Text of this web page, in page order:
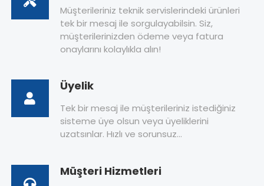
Müşterileriniz teknik servislerindeki ürünleri
tek bir mesaj ile sorgulayabilsin. Siz,
müşterilerinizden ödeme veya fatura
onaylarını kolaylıkla alın!
Üyelik
Tek bir mesaj ile müşterileriniz istediğiniz
sisteme üye olsun veya üyeliklerini
uzatsınlar. Hızlı ve sorunsuz…
Müşteri Hizmetleri